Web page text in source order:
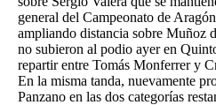
general del Campeonato de
ampliando distancia sobre Muñoz
no subieron al podio ayer en
repartir entre Tomás Monferrer y
En la misma tanda, nuevamente
Panzano en las dos categorías